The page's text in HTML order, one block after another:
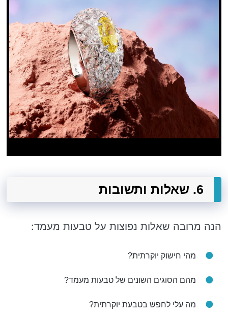
6. שאלות ותשובות
הנה מרובה שאלות נפוצות על טבעות מעמד:
מהי חישוק יוקרתית?
מהם הסוגים השונים של טבעות מעמד?
מה עלי לחפש בטבעת יוקרתית?